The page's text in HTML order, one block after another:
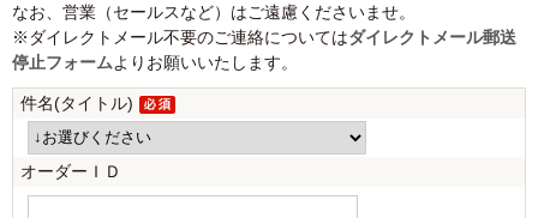
なお、営業（セールスなど）はご遠慮くださいませ。
※ダイレクトメール不要のご連絡についてはダイレクトメール郵送
停止フォームよりお願いいたします。
件名(タイトル)
オーダーＩＤ